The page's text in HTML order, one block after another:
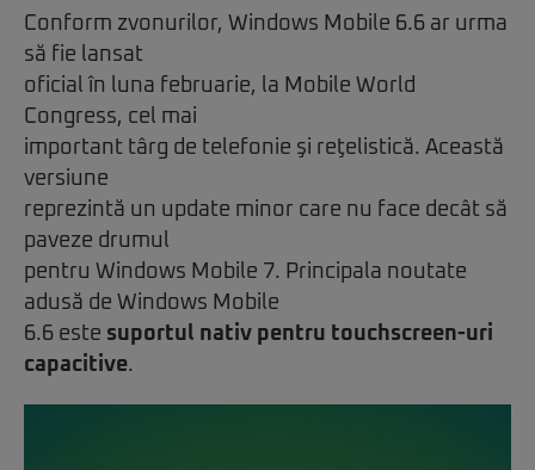
Conform zvonurilor, Windows Mobile 6.6 ar urma
să fie lansat
oficial în luna februarie, la Mobile World
Congress, cel mai
important târg de telefonie şi reţelistică. Această
versiune
reprezintă un update minor care nu face decât să
paveze drumul
pentru Windows Mobile 7. Principala noutate
adusă de Windows Mobile
6.6 este suportul nativ pentru touchscreen-uri
capacitive.